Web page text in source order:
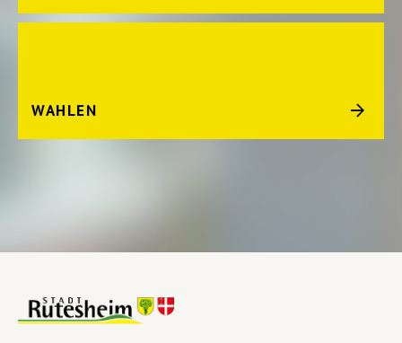
WAHLEN